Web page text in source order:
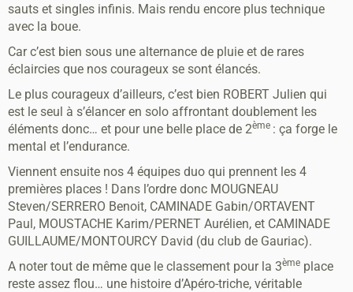
sauts et singles infinis. Mais rendu encore plus technique
avec la boue.
Car c’est bien sous une alternance de pluie et de rares
éclaircies que nos courageux se sont élancés.
Le plus courageux d’ailleurs, c’est bien ROBERT Julien qui
est le seul à s’élancer en solo affrontant doublement les
éléments donc… et pour une belle place de 2ème : ça forge le
mental et l’endurance.
Viennent ensuite nos 4 équipes duo qui prennent les 4
premières places ! Dans l’ordre donc MOUGNEAU
Steven/SERRERO Benoit, CAMINADE Gabin/ORTAVENT
Paul, MOUSTACHE Karim/PERNET Aurélien, et CAMINADE
GUILLAUME/MONTOURCY David (du club de Gauriac).
A noter tout de même que le classement pour la 3ème place
reste assez flou… une histoire d’Apéro-triche, véritable